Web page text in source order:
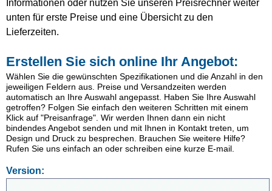
Informationen oder nutzen Sie unseren Preisrechner weiter
unten für erste Preise und eine Übersicht zu den
Lieferzeiten.
Erstellen Sie sich online Ihr Angebot:
Wählen Sie die gewünschten Spezifikationen und die Anzahl in den
jeweiligen Feldern aus. Preise und Versandzeiten werden
automatisch an Ihre Auswahl angepasst. Haben Sie Ihre Auswahl
getroffen? Folgen Sie einfach den weiteren Schritten mit einem
Klick auf "Preisanfrage". Wir werden Ihnen dann ein nicht
bindendes Angebot senden und mit Ihnen in Kontakt treten, um
Design und Druck zu besprechen. Brauchen Sie weitere Hilfe?
Rufen Sie uns einfach an oder schreiben eine kurze E-mail.
Version: